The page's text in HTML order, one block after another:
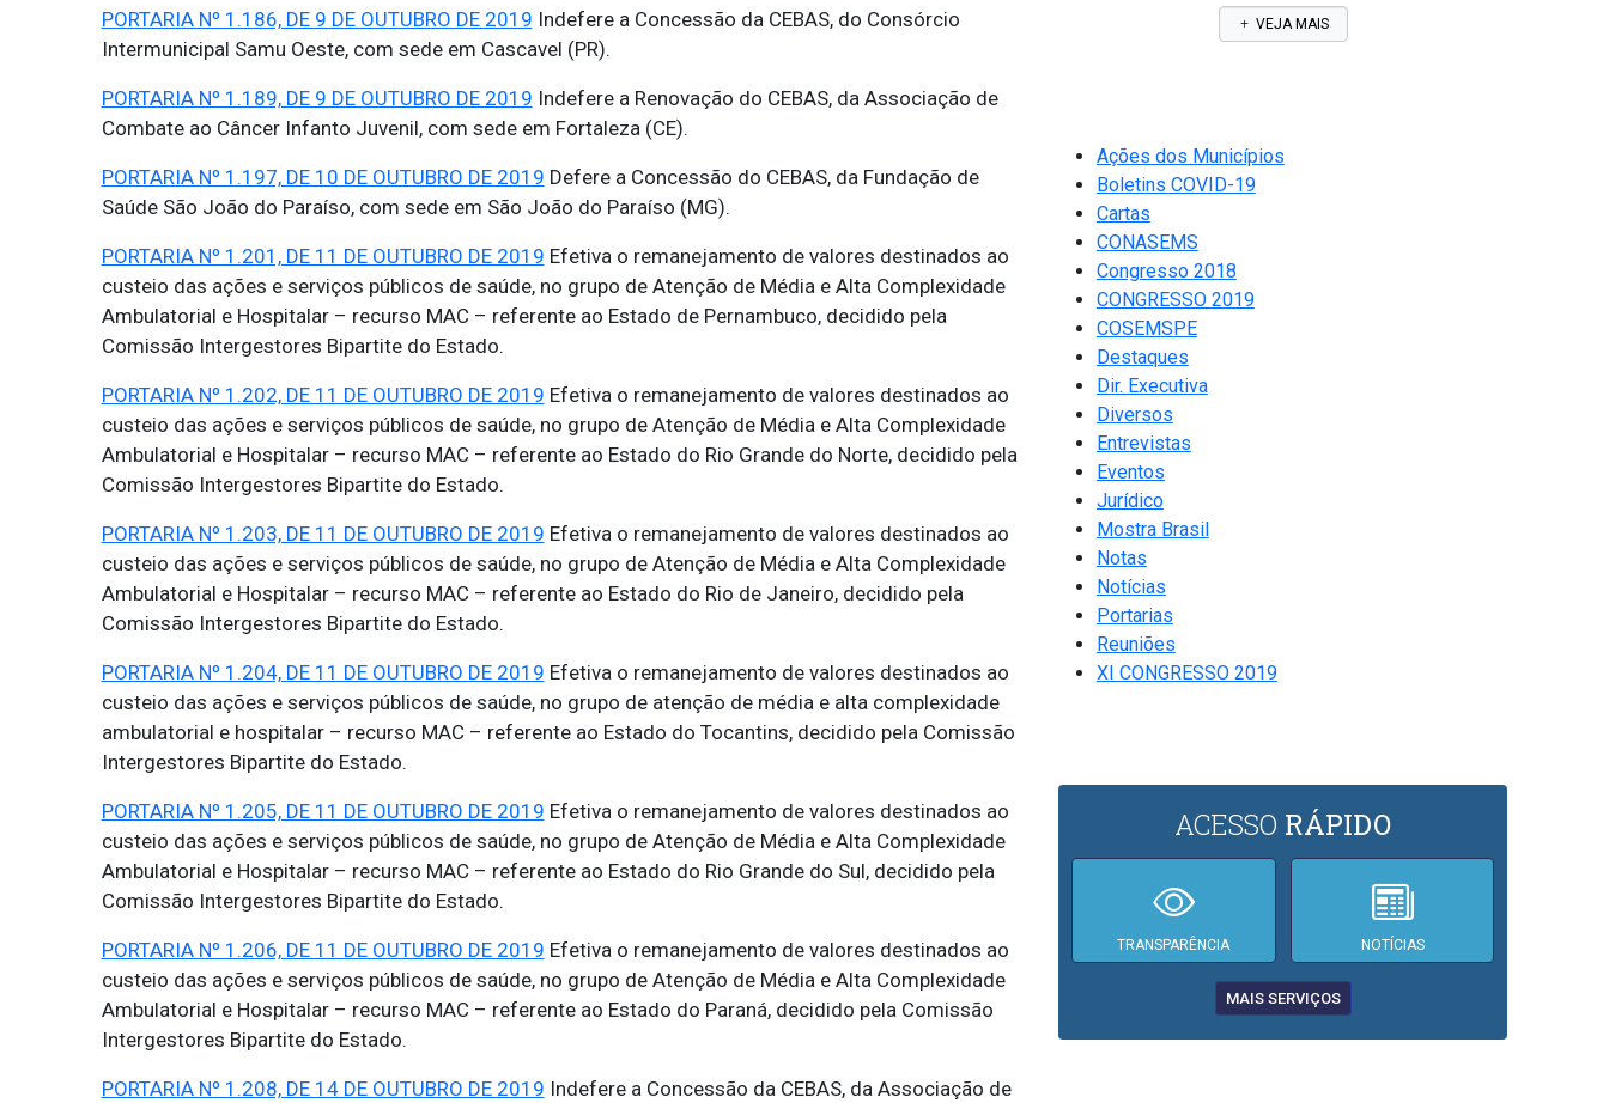
PORTARIA Nº 1.186, DE 9 DE OUTUBRO DE 2019 Indefere a Concessão da CEBAS, do Consórcio
Intermunicipal Samu Oeste, com sede em Cascavel (PR).
PORTARIA Nº 1.189, DE 9 DE OUTUBRO DE 2019 Indefere a Renovação do CEBAS, da Associação de
Combate ao Câncer Infanto Juvenil, com sede em Fortaleza (CE).
PORTARIA Nº 1.197, DE 10 DE OUTUBRO DE 2019 Defere a Concessão do CEBAS, da Fundação de
Saúde São João do Paraíso, com sede em São João do Paraíso (MG).
PORTARIA Nº 1.201, DE 11 DE OUTUBRO DE 2019 Efetiva o remanejamento de valores destinados ao
custeio das ações e serviços públicos de saúde, no grupo de Atenção de Média e Alta Complexidade
Ambulatorial e Hospitalar – recurso MAC – referente ao Estado de Pernambuco, decidido pela
Comissão Intergestores Bipartite do Estado.
PORTARIA Nº 1.202, DE 11 DE OUTUBRO DE 2019 Efetiva o remanejamento de valores destinados ao
custeio das ações e serviços públicos de saúde, no grupo de Atenção de Média e Alta Complexidade
Ambulatorial e Hospitalar – recurso MAC – referente ao Estado do Rio Grande do Norte, decidido pela
Comissão Intergestores Bipartite do Estado.
PORTARIA Nº 1.203, DE 11 DE OUTUBRO DE 2019 Efetiva o remanejamento de valores destinados ao
custeio das ações e serviços públicos de saúde, no grupo de Atenção de Média e Alta Complexidade
Ambulatorial e Hospitalar – recurso MAC – referente ao Estado do Rio de Janeiro, decidido pela
Comissão Intergestores Bipartite do Estado.
PORTARIA Nº 1.204, DE 11 DE OUTUBRO DE 2019 Efetiva o remanejamento de valores destinados ao
custeio das ações e serviços públicos de saúde, no grupo de atenção de média e alta complexidade
ambulatorial e hospitalar – recurso MAC – referente ao Estado do Tocantins, decidido pela Comissão
Intergestores Bipartite do Estado.
PORTARIA Nº 1.205, DE 11 DE OUTUBRO DE 2019 Efetiva o remanejamento de valores destinados ao
custeio das ações e serviços públicos de saúde, no grupo de Atenção de Média e Alta Complexidade
Ambulatorial e Hospitalar – recurso MAC – referente ao Estado do Rio Grande do Sul, decidido pela
Comissão Intergestores Bipartite do Estado.
PORTARIA Nº 1.206, DE 11 DE OUTUBRO DE 2019 Efetiva o remanejamento de valores destinados ao
custeio das ações e serviços públicos de saúde, no grupo de Atenção de Média e Alta Complexidade
Ambulatorial e Hospitalar – recurso MAC – referente ao Estado do Paraná, decidido pela Comissão
Intergestores Bipartite do Estado.
PORTARIA Nº 1.208, DE 14 DE OUTUBRO DE 2019 Indefere a Concessão da CEBAS, da Associação de
VEJA MAIS
Ações dos Municípios
Boletins COVID-19
Cartas
CONASEMS
Congresso 2018
CONGRESSO 2019
COSEMSPE
Destaques
Dir. Executiva
Diversos
Entrevistas
Eventos
Jurídico
Mostra Brasil
Notas
Notícias
Portarias
Reuniões
XI CONGRESSO 2019
ACESSO RÁPIDO
TRANSPARÊNCIA NOTÍCIAS
MAIS SERVIÇOS